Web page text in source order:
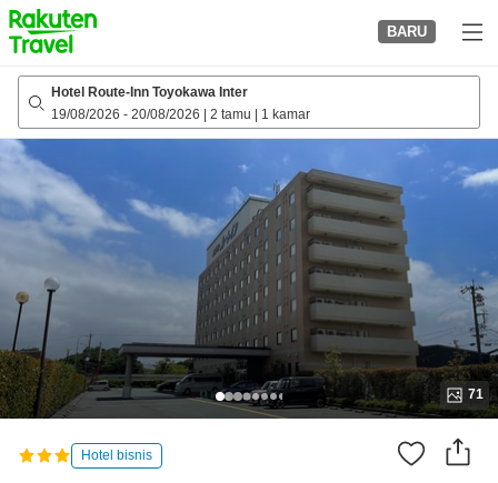
to
top
page
BARU
Hotel Route-Inn Toyokawa Inter
19/08/2026 - 20/08/2026 2 tamu 1 kamar
71
Hotel bisnis